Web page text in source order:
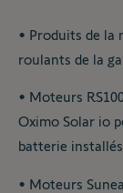
• Produits de la
roulants de la
• Moteurs
Oximo Solar io
batterie installés
• Moteurs